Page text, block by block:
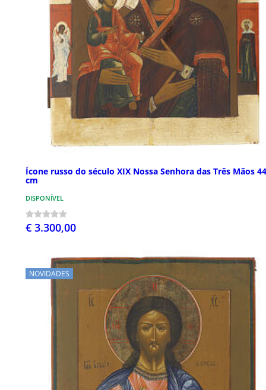
Ícone russo do século XIX Nossa Senhora das Três Mãos
cm
DISPONÍVEL
€ 3.300,00
NOVIDADES